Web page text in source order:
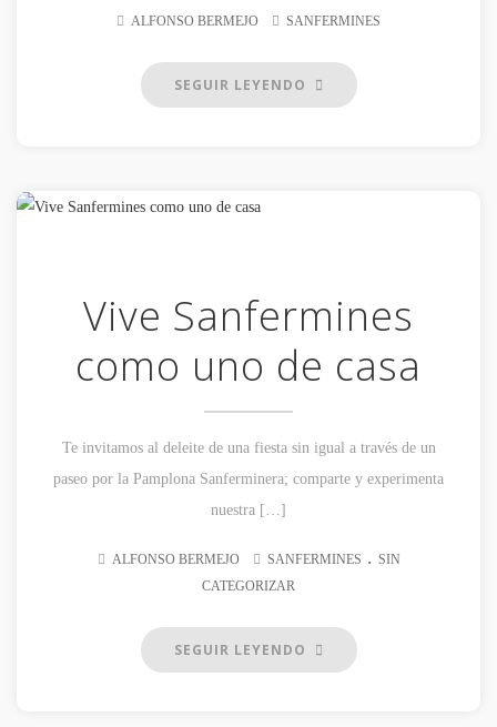
ALFONSO BERMEJO SANFERMINES
SEGUIR LEYENDO
Vive Sanfermines
como uno de casa
Te invitamos al deleite de una fiesta sin igual a través de un
paseo por la Pamplona Sanferminera; comparte y experimenta
nuestra […]
ALFONSO BERMEJO SANFERMINES . SIN
CATEGORIZAR
SEGUIR LEYENDO